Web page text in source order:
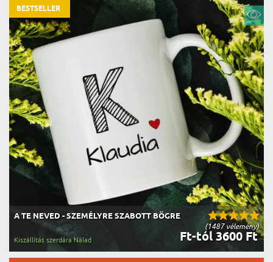
(1487 vélemény)
A TE NEVED - SZEMÉLYRE SZABOTT BÖGRE
Ft-tól 3600 Ft
Kiszállítás szerdára Nálad
BESTSELLER